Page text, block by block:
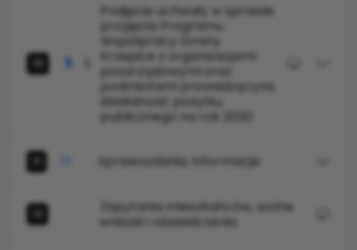
Podjęcie uchwały w sprawie
przyjęcia Programu
Współpracy Gminy
Krzepice z organizacjami
pozarządowymi oraz
podmiotami prowadzącymi
działalność pożytku
publicznego na rok 2020
Sprawozdania, informacje:
Zapytania mieszkańców, wolne
wnioski i oświadczenia.